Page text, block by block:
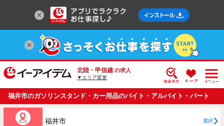
北陸・甲信越 の求人
▼エリア変更
福井市のガソリンスタンド・カー用品のバイト・アルバイト・パート
の求人情報一覧
福井市 選択